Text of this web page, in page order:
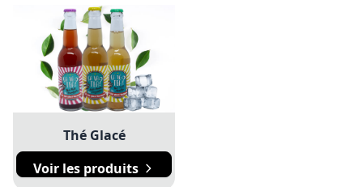
Thé Glacé
Voir les produits